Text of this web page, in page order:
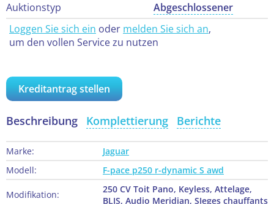
Auktionstyp
Abgeschlossener
Loggen Sie sich ein oder melden Sie sich an,
um den vollen Service zu nutzen
Kreditantrag stellen
Beschreibung Komplettierung Berichte
Marke:
Jaguar
Modell:
F-pace p250 r-dynamic S awd
Modifikation:
250 CV Toit Pano, Keyless, Attelage,
BLIS, Audio Meridian, SIeges chauffants